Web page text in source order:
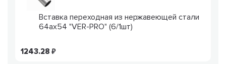
Вставка переходная из нержавеющей стали
64ax54 "VER-PRO" (6/1шт)
1243.28